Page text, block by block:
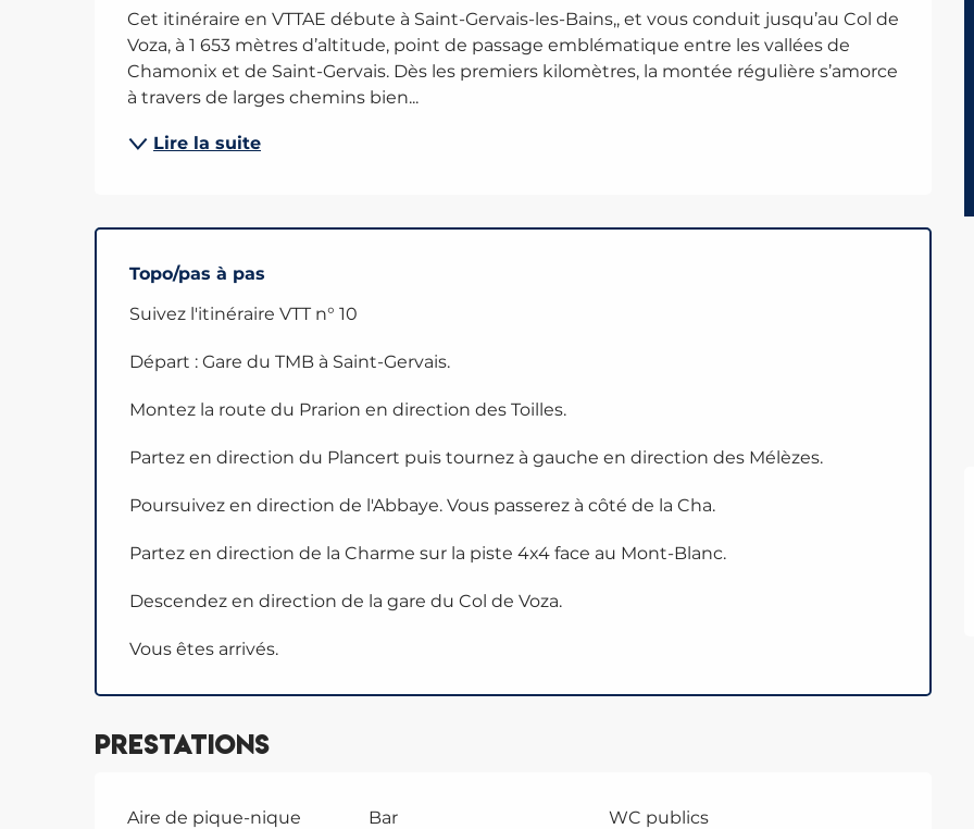
Cet itinéraire en VTTAE débute à Saint-Gervais-les-Bains,, et vous conduit jusqu’au Col de
Voza, à 1 653 mètres d’altitude, point de passage emblématique entre les vallées de
Chamonix et de Saint-Gervais. Dès les premiers kilomètres, la montée régulière s’amorce
à travers de larges chemins bien...
Lire la suite
Topo/pas à pas
Suivez l'itinéraire VTT n° 10
Départ : Gare du TMB à Saint-Gervais.
Montez la route du Prarion en direction des Toilles.
Partez en direction du Plancert puis tournez à gauche en direction des Mélèzes.
Poursuivez en direction de l'Abbaye. Vous passerez à côté de la Cha.
Partez en direction de la Charme sur la piste 4x4 face au Mont-Blanc.
Descendez en direction de la gare du Col de Voza.
Vous êtes arrivés.
Prestations
Aire de pique-nique Bar
WC publics